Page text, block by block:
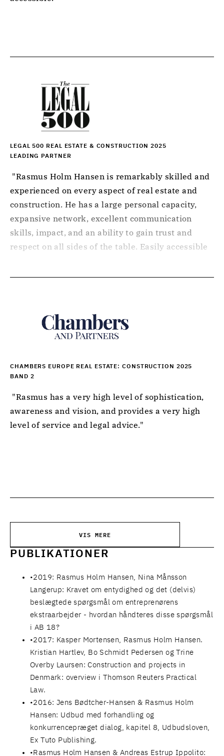
LEGAL 500 REAL ESTATE & CONSTRUCTION 2025
LEADING PARTNER
experienced on every aspect of real estate and
construction. He has a large personal capacity,
expansive network, excellent communication
skills, impact, and an ability to gain trust and
respect on all sides of the table. Easily accessible
in large and smaller matters, - knowing and
CHAMBERS EUROPE REAL ESTATE: CONSTRUCTION 2025
BAND 2
awareness and vision, and provides a very high
level of service and legal advice."
VIS MERE
PUBLIKATIONER
2019: Rasmus Holm Hansen, Nina Månsson
Langerup: Kravet om entydighed og det (delvis)
beslægtede spørgsmål om entreprenørens
ekstraarbejder - hvordan håndteres disse spørgsmål
i AB 18?
2017: Kasper Mortensen, Rasmus Holm Hansen.
Kristian Hartlev, Bo Schmidt Pedersen og Trine
Overby Laursen: Construction and projects in
Denmark: overview i Thomson Reuters Practical
Law.
2016: Jens Bødtcher-Hansen & Rasmus Holm
Hansen: Udbud med forhandling og
konkurrencepræget dialog, kapitel 8, Udbudsloven,
Ex Tuto Publishing.
Rasmus Holm Hansen & Andreas Estrup Ippolito: